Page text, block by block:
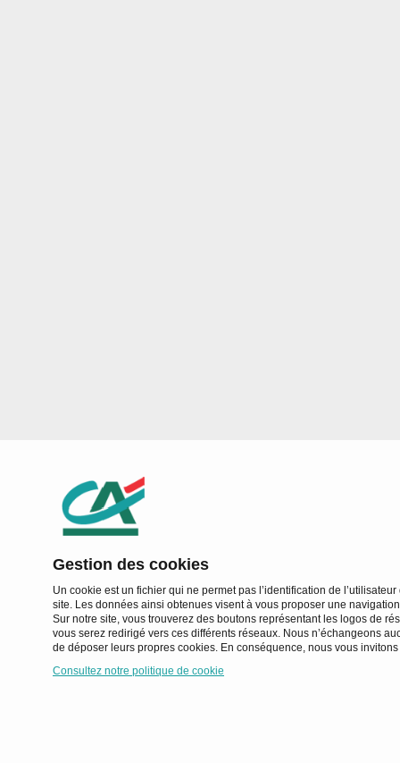
Gestion des cookies
Un cookie est un fichier qui ne permet pas l’identification de
site. Les données ainsi obtenues visent à vous proposer une
Sur notre site, vous trouverez des boutons représentant les logos de
vous serez redirigé vers ces différents réseaux. Nous n’échangeons
de déposer leurs propres cookies. En conséquence, nous vous
Consultez notre politique de cookie